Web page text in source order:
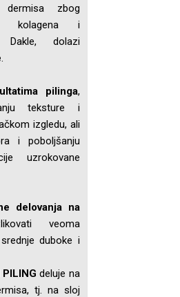
dermisa zbog
kolagena i
Dakle, dolazi
.
pilinga,
teksture i
izgledu, ali
i poboljšanju
uzrokovane
delovanja na
veoma
duboke i
PILING deluje na
tj. na sloj